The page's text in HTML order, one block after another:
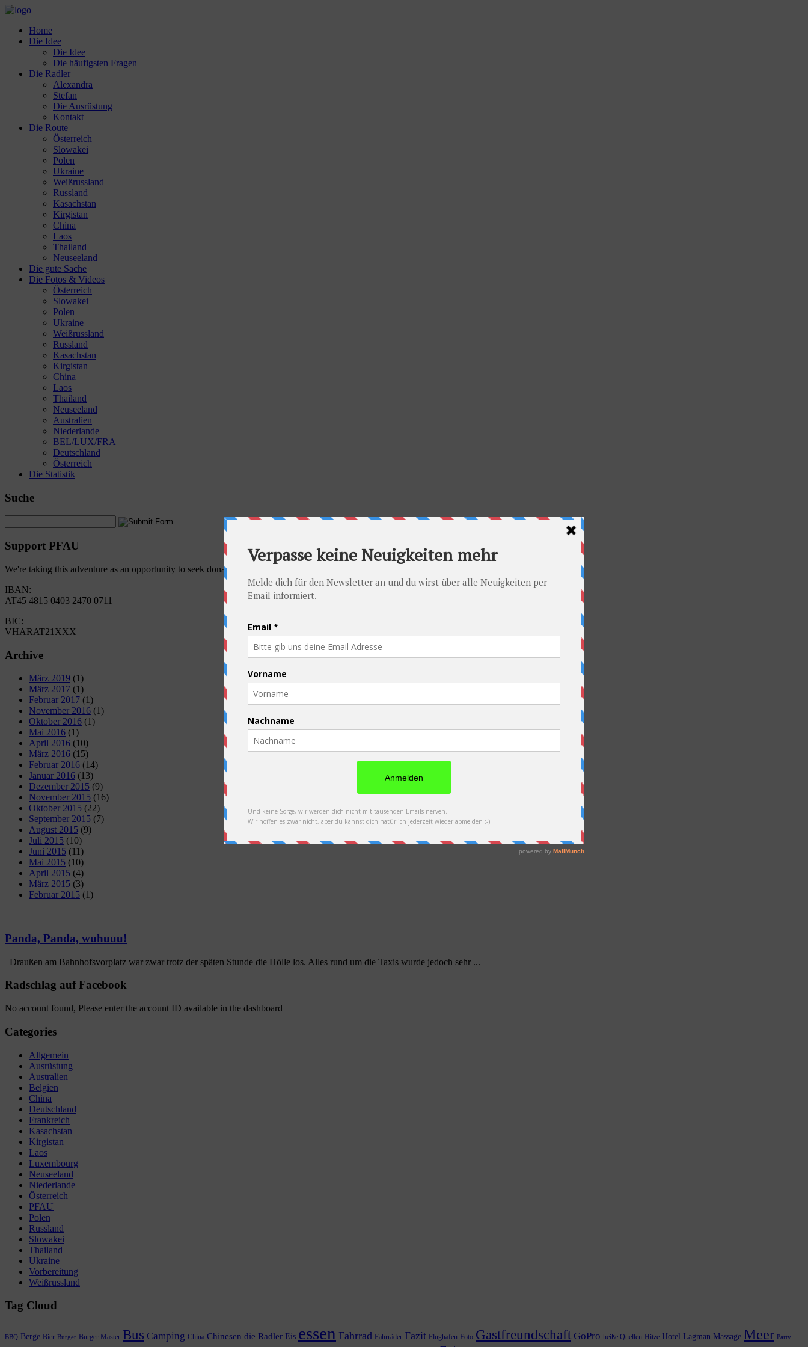
Home
Die Idee
Die Idee
Die häufigsten Fragen
Die Radler
Alexandra
Stefan
Die Ausrüstung
Kontakt
Die Route
Österreich
Slowakei
Polen
Ukraine
Weißrussland
Russland
Kasachstan
Kirgistan
China
Laos
Thailand
Neuseeland
Die gute Sache
Die Fotos & Videos
Österreich
Slowakei
Polen
Ukraine
Weißrussland
Russland
Kasachstan
Kirgistan
China
Laos
Thailand
Neuseeland
Australien
Niederlande
BEL/LUX/FRA
Deutschland
Österreich
Die Statistik
Suche
Support PFAU
We're taking this adventure as an opportunity to seek donations for PFAU - Promise Foundation Austria
IBAN:
AT45 4815 0403 2470 0711
BIC:
VHARAT21XXX
Archive
März 2019 (1)
März 2017 (1)
Februar 2017 (1)
November 2016 (1)
Oktober 2016 (1)
Mai 2016 (1)
April 2016 (10)
März 2016 (15)
Februar 2016 (14)
Januar 2016 (13)
Dezember 2015 (9)
November 2015 (16)
Oktober 2015 (22)
September 2015 (7)
August 2015 (9)
Juli 2015 (10)
Juni 2015 (11)
Mai 2015 (10)
April 2015 (4)
März 2015 (3)
Februar 2015 (1)
Panda, Panda, wuhuuu!
Draußen am Bahnhofsvorplatz war zwar trotz der späten Stunde die Hölle los. Alles rund um die Taxis wurde jedoch sehr ...
Radschlag auf Facebook
No account found, Please enter the account ID available in the dashboard
Categories
Allgemein
Ausrüstung
Australien
Belgien
China
Deutschland
Frankreich
Kasachstan
Kirgistan
Laos
Luxembourg
Neuseeland
Niederlande
Österreich
PFAU
Polen
Russland
Slowakei
Thailand
Ukraine
Vorbereitung
Weißrussland
Tag Cloud
BBQ Berge Bier Burger Burger Master Bus Camping China Chinesen die Radler Eis essen Fahrrad Fahrräder Fazit Flughafen Foto Gastfreundschaft GoPro heiße Quellen Hitze Hotel Lagman Massage Meer Party